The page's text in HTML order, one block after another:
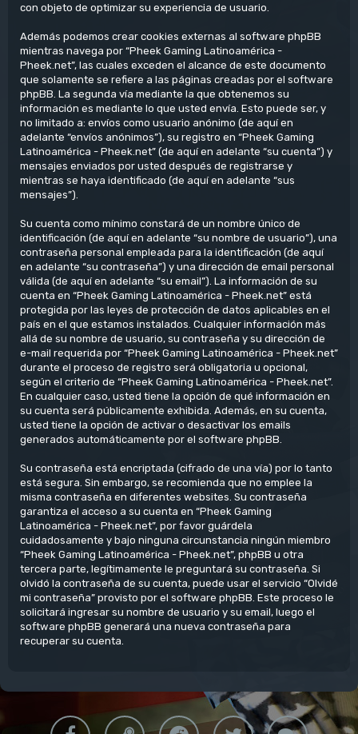
con objeto de optimizar su experiencia de usuario.
Además podemos crear cookies externas al software phpBB
mientras navega por “Pheek Gaming Latinoamérica -
Pheek.net”, las cuales exceden el alcance de este documento
que solamente se refiere a las páginas creadas por el software
phpBB. La segunda vía mediante la que obtenemos su
información es mediante lo que usted envía. Esto puede ser, y
no limitado a: envíos como usuario anónimo (de aquí en
adelante “envíos anónimos”), su registro en “Pheek Gaming
Latinoamérica - Pheek.net” (de aquí en adelante “su cuenta”) y
mensajes enviados por usted después de registrarse y
mientras se haya identificado (de aquí en adelante “sus
mensajes”).
Su cuenta como mínimo constará de un nombre único de
identificación (de aquí en adelante “su nombre de usuario”), una
contraseña personal empleada para la identificación (de aquí
en adelante “su contraseña”) y una dirección de email personal
válida (de aquí en adelante “su email”). La información de su
cuenta en “Pheek Gaming Latinoamérica - Pheek.net” está
protegida por las leyes de protección de datos aplicables en el
país en el que estamos instalados. Cualquier información más
allá de su nombre de usuario, su contraseña y su dirección de
e-mail requerida por “Pheek Gaming Latinoamérica - Pheek.net”
durante el proceso de registro será obligatoria u opcional,
según el criterio de “Pheek Gaming Latinoamérica - Pheek.net”.
En cualquier caso, usted tiene la opción de qué información en
su cuenta será públicamente exhibida. Además, en su cuenta,
usted tiene la opción de activar o desactivar los emails
generados automáticamente por el software phpBB.
Su contraseña está encriptada (cifrado de una vía) por lo tanto
está segura. Sin embargo, se recomienda que no emplee la
misma contraseña en diferentes websites. Su contraseña
garantiza el acceso a su cuenta en “Pheek Gaming
Latinoamérica - Pheek.net”, por favor guárdela
cuidadosamente y bajo ninguna circunstancia ningún miembro
“Pheek Gaming Latinoamérica - Pheek.net”, phpBB u otra
tercera parte, legítimamente le preguntará su contraseña. Si
olvidó la contraseña de su cuenta, puede usar el servicio “Olvidé
mi contraseña” provisto por el software phpBB. Este proceso le
solicitará ingresar su nombre de usuario y su email, luego el
software phpBB generará una nueva contraseña para
recuperar su cuenta.